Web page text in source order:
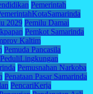
Pemerintah
2029 Pemilu Damai
Pemkot Samarinda
Kaltim
Pemuda Pancasila
Pemusnahan Narkoba
Penataan Pasar Samarinda
PencariKerja